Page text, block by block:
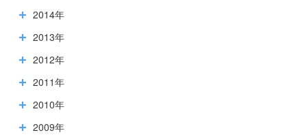
2014年
2013年
2012年
2011年
2010年
2009年